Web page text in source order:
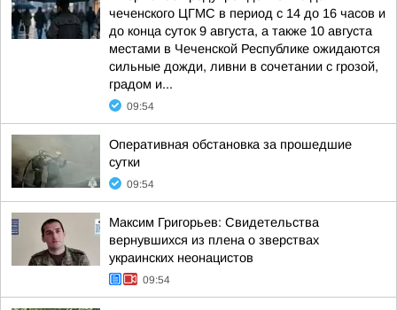
чеченского ЦГМС в период с 14 до 16 часов и
до конца суток 9 августа, а также 10 августа
местами в Чеченской Республике ожидаются
сильные дожди, ливни в сочетании с грозой,
градом и...
09:54
Оперативная обстановка за прошедшие
сутки
09:54
Максим Григорьев: Свидетельства
вернувшихся из плена о зверствах
украинских неонацистов
09:54